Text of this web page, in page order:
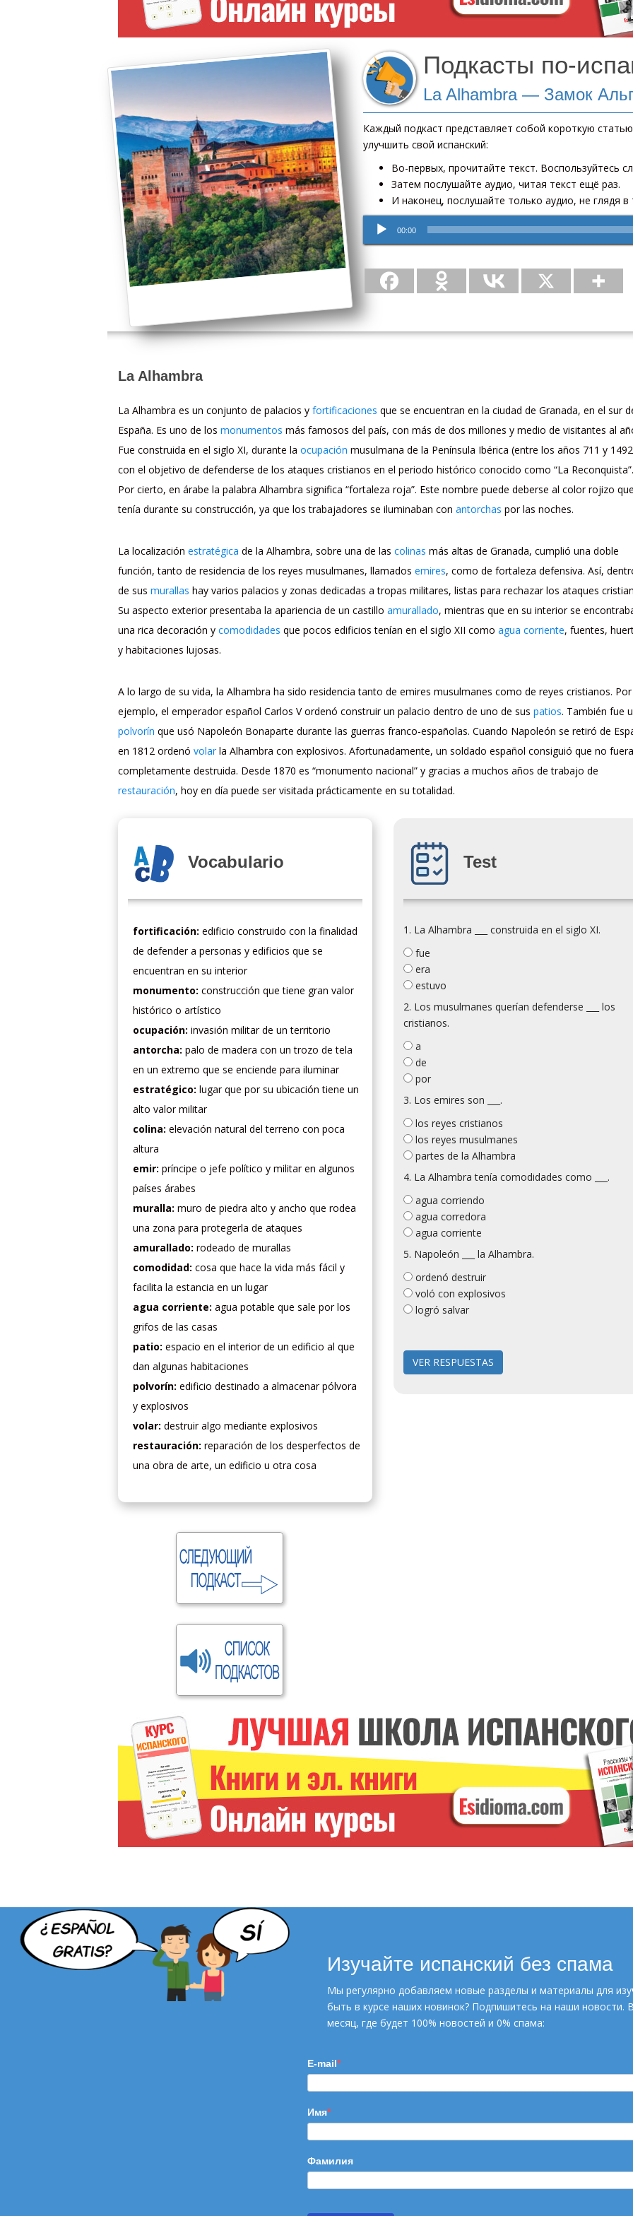
ИСПАНСКИЕ ГЛАГОЛЫ
преподавателем
Подкасты по-
La Alhambra — Замок
Каждый подкаст представляет собой короткую
улучшить свой испанский:
Во-первых, прочитайте текст. Воспользуйтесь
Затем послушайте аудио, читая текст ещё раз.
И наконец, послушайте только аудио, не глядя в
Аудиоплеер
00:00
La Alhambra
La Alhambra es un conjunto de palacios y fortificaciones que se encuentran en la ciudad de Granada, en el sur
España. Es uno de los monumentos más famosos del país, con más de dos millones y medio de visitantes al
Fue construida en el siglo XI, durante la ocupación musulmana de la Península Ibérica (entre los años 711 y
con el objetivo de defenderse de los ataques cristianos en el periodo histórico conocido como “La Reconquista”.
Por cierto, en árabe la palabra Alhambra significa “fortaleza roja”. Este nombre puede deberse al color rojizo que
tenía durante su construcción, ya que los trabajadores se iluminaban con antorchas por las noches.
La localización estratégica de la Alhambra, sobre una de las colinas más altas de Granada, cumplió una doble
función, tanto de residencia de los reyes musulmanes, llamados emires, como de fortaleza defensiva. Así,
de sus murallas hay varios palacios y zonas dedicadas a tropas militares, listas para rechazar los ataques
Su aspecto exterior presentaba la apariencia de un castillo amurallado, mientras que en su interior se
una rica decoración y comodidades que pocos edificios tenían en el siglo XII como agua corriente, fuentes,
y habitaciones lujosas.
A lo largo de su vida, la Alhambra ha sido residencia tanto de emires musulmanes como de reyes cristianos. Por
ejemplo, el emperador español Carlos V ordenó construir un palacio dentro de uno de sus patios. También fue
polvorín que usó Napoleón Bonaparte durante las guerras franco-españolas. Cuando Napoleón se retiró de
en 1812 ordenó volarla Alhambra con explosivos. Afortunadamente, un soldado español consiguió que no fuera
completamente destruida. Desde 1870 es “monumento nacional” y gracias a muchos años de trabajo de
restauración, hoy en día puede ser visitada prácticamente en su totalidad.
Vocabulario
fortificación: edificio construido con la finalidad
de defender a personas y edificios que se
encuentran en su interior
monumento: construcción que tiene gran valor
histórico o artístico
ocupación: invasión militar de un territorio
antorcha: palo de madera con un trozo de tela
en un extremo que se enciende para iluminar
estratégico: lugar que por su ubicación tiene un
alto valor militar
colina: elevación natural del terreno con poca
altura
emir: príncipe o jefe político y militar en algunos
países árabes
muralla: muro de piedra alto y ancho que rodea
una zona para protegerla de ataques
amurallado: rodeado de murallas
comodidad: cosa que hace la vida más fácil y
facilita la estancia en un lugar
agua corriente: agua potable que sale por los
grifos de las casas
patio: espacio en el interior de un edificio al que
dan algunas habitaciones
polvorín: edificio destinado a almacenar pólvora
y explosivos
volar: destruir algo mediante explosivos
restauración: reparación de los desperfectos de
una obra de arte, un edificio u otra cosa
Test
1. La Alhambra ___ construida en el siglo XI.
fue
era
estuvo
2. Los musulmanes querían defenderse ___ los
cristianos.
a
de
por
3. Los emires son ___.
los reyes cristianos
los reyes musulmanes
partes de la Alhambra
4. La Alhambra tenía comodidades como ___.
agua corriendo
agua corredora
agua corriente
5. Napoleón ___ la Alhambra.
ordenó destruir
voló con explosivos
logró salvar
Изучайте испанский без спама
Мы регулярно добавляем новые разделы и материалы для
быть в курсе наших новинок? Подпишитесь на наши новости.
месяц, где будет 100% новостей и 0% спама:
E-mail
Имя
Фамилия